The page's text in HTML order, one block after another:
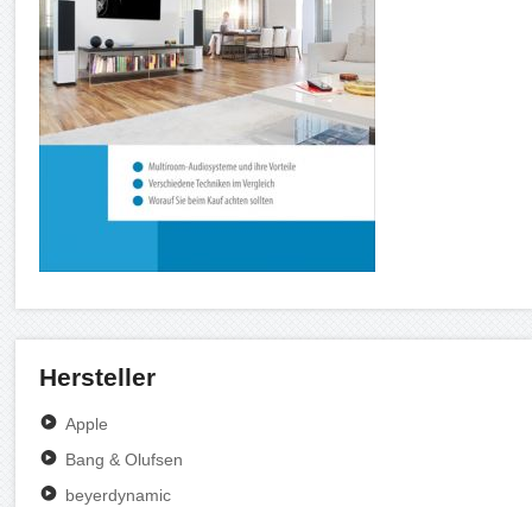
Hersteller
Apple
Bang & Olufsen
beyerdynamic